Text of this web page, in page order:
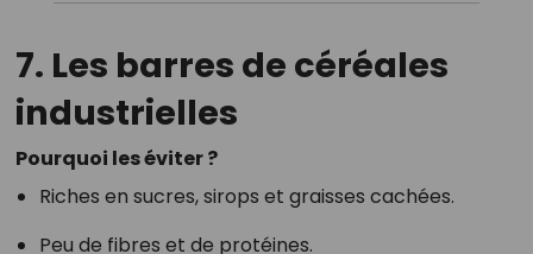
7. Les barres de céréales
industrielles
Pourquoi les éviter ?
Riches en sucres, sirops et graisses cachées.
Peu de fibres et de protéines.